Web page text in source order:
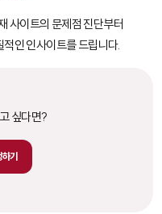
사이트의 문제점 진단부터
인 인사이트를 드립니다.
싶다면?
하기